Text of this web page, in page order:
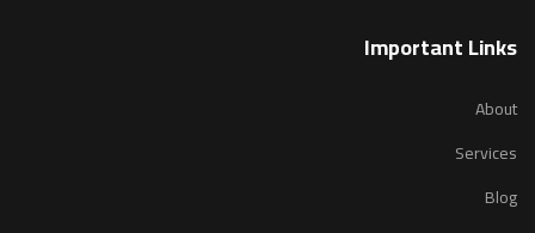
Important Links
About
Services
Blog